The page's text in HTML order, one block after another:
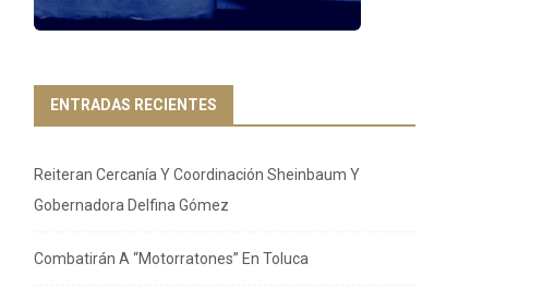
ENTRADAS RECIENTES
Reiteran Cercanía Y Coordinación Sheinbaum Y
Gobernadora Delfina Gómez
Combatirán A “Motorratones” En Toluca